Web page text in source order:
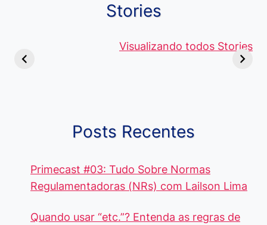
Stories
Visualizando todos Stories
Diferença e
de 5 Centavos
Curso de
Pacote
Posts Recentes
Primecast #03: Tudo Sobre Normas
Regulamentadoras (NRs) com Lailson Lima
Quando usar “etc.”? Entenda as regras de